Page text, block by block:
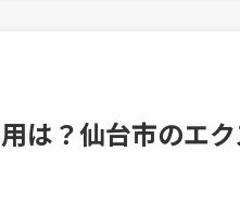
は？仙台市のエ